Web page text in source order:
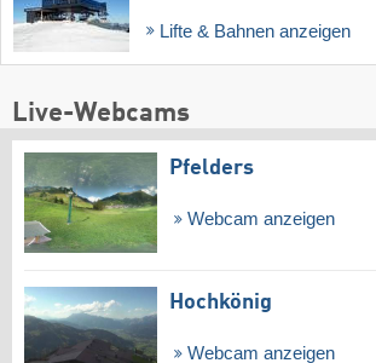
Lifte & Bahnen anzeigen
Live-Webcams
Pfelders
Webcam anzeigen
Hochkönig
Webcam anzeigen